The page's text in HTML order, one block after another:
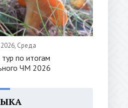
2026, Среда
тур по итогам
ЧМ 2026